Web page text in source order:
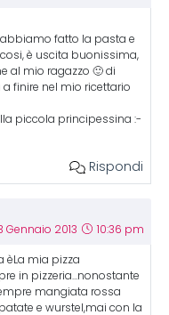
fatto la pasta e
è uscita buonissima,
al mio ragazzo 🙂 di
finire nel mio ricettario
piccola principessina :-
Rispondi
Gennaio 2013 10:36 pm
èLa mia pizza
in pizzeria…nonostante
mangiata rossa
e wurstel,mai con la